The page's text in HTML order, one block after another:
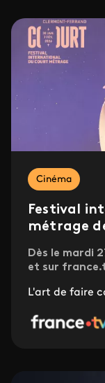
Cinéma
Festival
métrage
Dès le mardi
et sur
L'art de faire